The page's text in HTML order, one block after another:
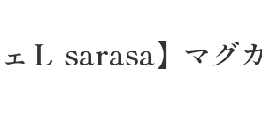
ェＬ sarasa】マグ